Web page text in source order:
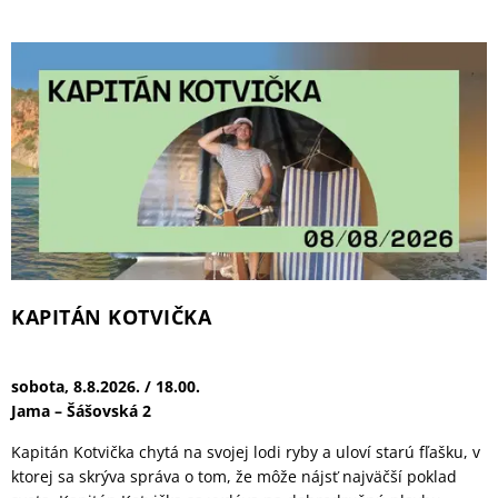
Kino pre deti: LABKOVÁ PATROLA:
DINOSAURÍ FILM
sobota, 15.8.2026. / 15.00.
Dom kultúry Lúky
r. C. Brunker, US, 2026, slovenský dabing, MP